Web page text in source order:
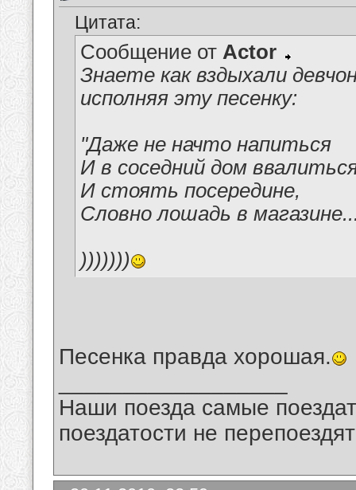
Цитата:
Сообщение от Actor
Знаете как вздыхали
исполняя эту песенку:
"Даже не начто напиться
И в соседний дом
И стоять посередине,
Словно лошадь в
)))))))
Песенка правда хорошая.
Наши поезда самые
поездатости не